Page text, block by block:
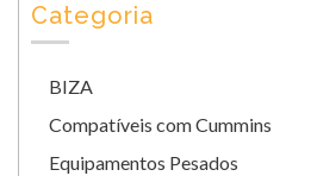
Categoria
BIZA
Compatíveis com Cummins
Equipamentos Pesados